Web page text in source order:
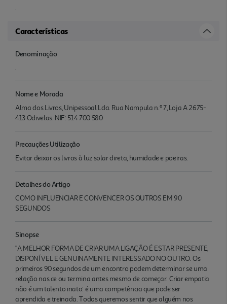
.
Características
Denominação
.
Nome e Morada
Alma dos Livros, Unipessoal Lda. Rua Nampula n.º 7, Loja A 2675-
413 Odivelas. NIF: 514 700 580
Precauções Utilização
Evitar deixar os livros à luz solar direta, humidade e poeiras.
Detalhes do Artigo
COMO INFLUENCIAR E CONVENCER OS OUTROS EM 90
SEGUNDOS
Sinopse
"A MELHOR FORMA DE CRIAR UMA LIGAÇÃO É ESTAR PRESENTE,
DISPONÍ VEL E GENUINAMENTE INTERESSADO NO OUTRO. Os
primeiros 90 segundos de um encontro podem determinar se uma
relação nas ce ou termina antes mesmo de começar. Criar empatia
não é um talento inato: é uma competência que pode ser
aprendida e treinada. Todos queremos sentir que alguém nos